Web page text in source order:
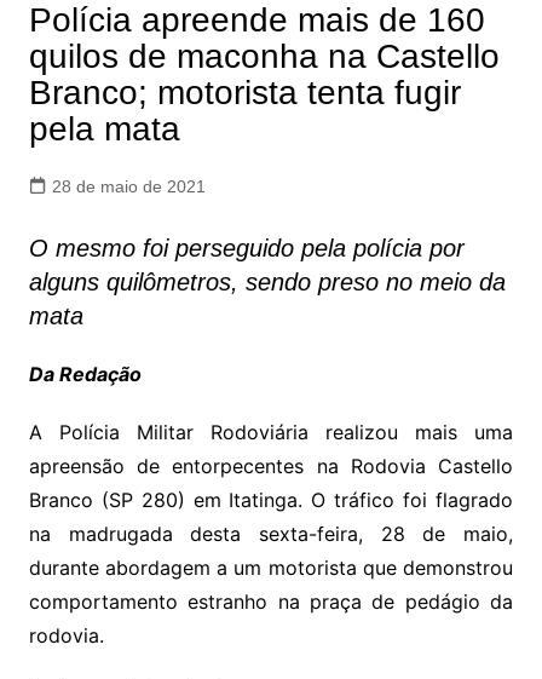
Polícia apreende mais de 160
quilos de maconha na Castello
Branco; motorista tenta fugir
pela mata
28 de maio de 2021
O mesmo foi perseguido pela polícia por
alguns quilômetros, sendo preso no meio da
mata
Da Redação
A Polícia Militar Rodoviária realizou mais uma
apreensão de entorpecentes na Rodovia Castello
Branco (SP 280) em Itatinga. O tráfico foi flagrado
na madrugada desta sexta-feira, 28 de maio,
durante abordagem a um motorista que demonstrou
comportamento estranho na praça de pedágio da
rodovia.